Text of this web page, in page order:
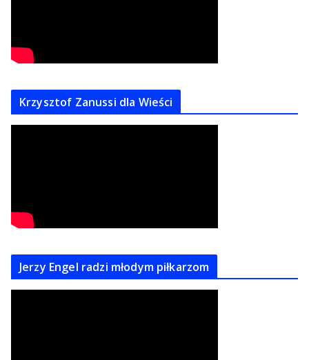
Krzysztof Zanussi dla Wieści
Jerzy Engel radzi młodym piłkarzom